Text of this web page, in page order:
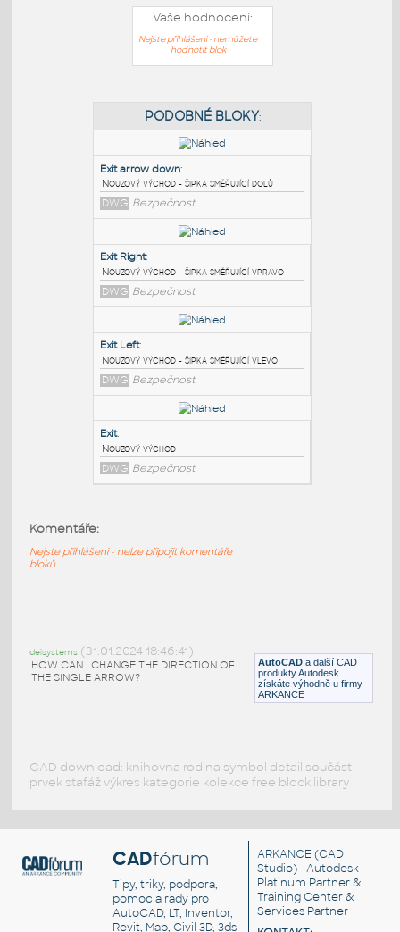
Vaše hodnocení:
Nejste přihlášeni - nemůžete
hodnotit blok
Exit arrow down:
Nouzový východ - šipka směřující dolů
DWG Bezpečnost
Exit Right:
DWG Bezpečnost
Nouzový východ
DWG Bezpečnost AutoCAD a další CAD
produkty Autodesk
získáte výhodně u firmy
ARKANCE
Komentáře:
Nejste přihlášeni - nelze připojit komentáře
bloků
deisystems (31.01.2024 18:46:41)
HOW CAN I CHANGE THE DIRECTION OF
THE SINGLE ARROW?
CAD download: knihovna rodina symbol detail součást
prvek stafáž výkres kategorie kolekce free block library
CADfórum
Tipy, triky, podpora,
pomoc a rady pro
AutoCAD, LT, Inventor,
Revit, Map, Civil 3D, 3ds
ARKANCE (CAD
Studio) - Autodesk
Platinum Partner &
Training Center &
Services Partner